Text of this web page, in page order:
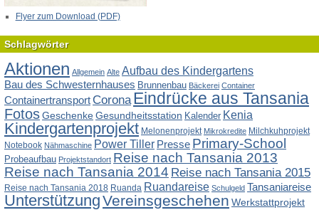
Flyer zum Download (PDF)
Schlagwörter
Aktionen Allgemein Alte Aufbau des Kindergartens
Bau des Schwesternhauses Brunnenbau Bäckerei Container
Containertransport Corona Eindrücke aus Tansania
FotosGeschenkeGesundheitsstation Kalender Kenia
Kindergartenprojekt Melonenprojekt Mikrokredite Milchkuhprojekt
Notebook Nähmaschine Power Tiller Presse Primary-School
Probeaufbau Projektstandort Reise nach Tansania 2013
Reise nach Tansania 2014 Reise nach Tansania 2015
Reise nach Tansania 2018 Ruanda Ruandareise Schulgeld Tansaniareise
UnterstützungVereinsgeschehen Werkstattprojekt